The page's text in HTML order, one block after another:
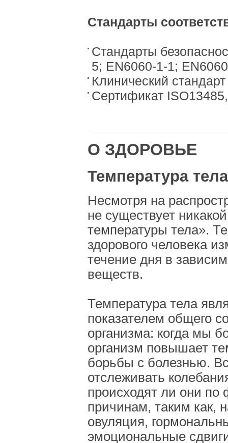
Стандарты
Стандарты
5; EN6060-1-1;
Клинический
Сертификат
О ЗДОРОВЬЕ
Температура тела
Несмотря на
не существует
температуры тела».
здорового человека
течение дня в
веществ.
Температура тела
показателем общего
организма: когда мы
организм повышает
борьбы с болезнью.
отслеживать
происходят ли они по
причинам, таким как,
овуляция,
эмоциональные